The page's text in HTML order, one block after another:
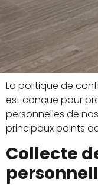
La politique de
est conçue pour
personnelles de
principaux points
Collecte